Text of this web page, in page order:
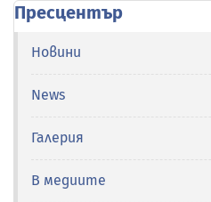
Пресцентър
Новини
News
Галерия
В медиите